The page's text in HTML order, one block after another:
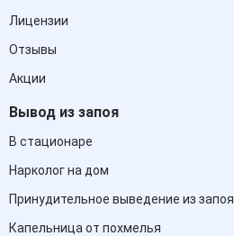
Лицензии
Отзывы
Акции
Вывод из запоя
В стационаре
Нарколог на дом
Принудительное выведение из запоя
Капельница от похмелья